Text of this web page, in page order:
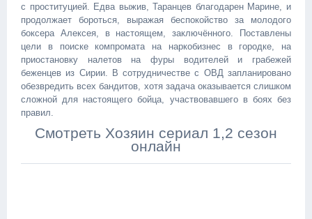
с проституцией. Едва выжив, Таранцев благодарен Марине, и
продолжает бороться, выражая беспокойство за молодого
боксера Алексея, в настоящем, заключённого. Поставлены
цели в поиске компромата на наркобизнес в городке, на
приостановку налетов на фуры водителей и грабежей
беженцев из Сирии. В сотрудничестве с ОВД запланировано
обезвредить всех бандитов, хотя задача оказывается слишком
сложной для настоящего бойца, участвовавшего в боях без
правил.
Смотреть Хозяин сериал 1,2 сезон
онлайн